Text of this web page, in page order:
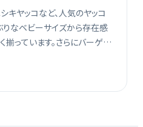
キヤッコなど、人気のヤッコ
りなベビーサイズから存在感
っています。さらにバーゲス